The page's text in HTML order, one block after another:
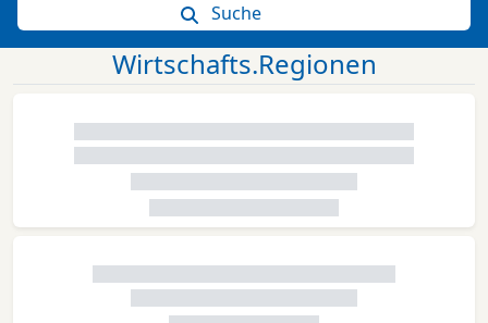
Suche
Wirtschafts.Regionen